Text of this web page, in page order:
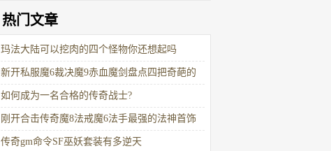
和双特戒称号令人羡慕
热门文章
玛法大陆可以挖肉的四个怪物你还想起吗
新开私服魔6裁决魔9赤血魔剑盘点四把奇葩的
高魔武器
如何成为一名合格的传奇战士?
刚开合击传奇魔8法戒魔6法手最强的法神首饰
都在她身上
传奇gm命令SF巫妖套装有多逆天